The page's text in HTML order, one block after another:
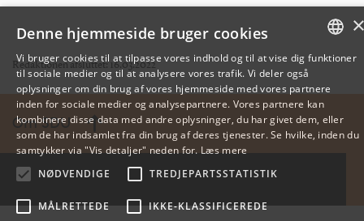
Redaktionen afsluttet: 16.03.2022
Om SDU
ENGLISH
Denne hjemmeside bruger cookies
Vi bruger cookies til at tilpasse vores indhold og til at vise dig funktioner
til sociale medier og til at analysere vores trafik. Vi deler også
oplysninger om din brug af vores hjemmeside med vores partnere
inden for sociale medier og analysepartnere. Vores partnere kan
kombinere disse data med andre oplysninger, du har givet dem, eller
som de har indsamlet fra din brug af deres tjenester. Se hvilke, inden du
samtykker via "Vis detaljer" neden for. Læs mere
NØDVENDIGE
TREDJEPARTSSTATISTIK
MÅLRETTEDE IKKE-KLASSIFICEREDE